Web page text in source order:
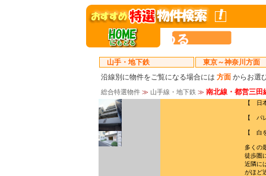
山手・地下鉄 東京～神奈川方面
沿線別に物件をご覧になる場合には 方面 からお選
総合特選物件 ≫ 山手線・地下鉄 ≫ 南北線・都営三田
【 日
【 パ
【 白
多くの
徒歩圏
近隣に
がほど